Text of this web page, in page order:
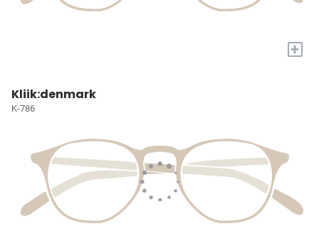
+
Kliik:denmark
K-786